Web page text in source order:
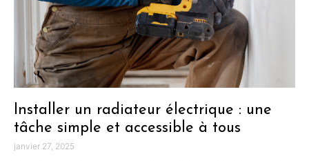
Installer un radiateur électrique : une
tâche simple et accessible à tous
janvier 27, 2025